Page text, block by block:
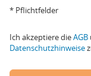
* Pflichtfelder
Ich akzeptiere dieAGB
Datenschutzhinweise